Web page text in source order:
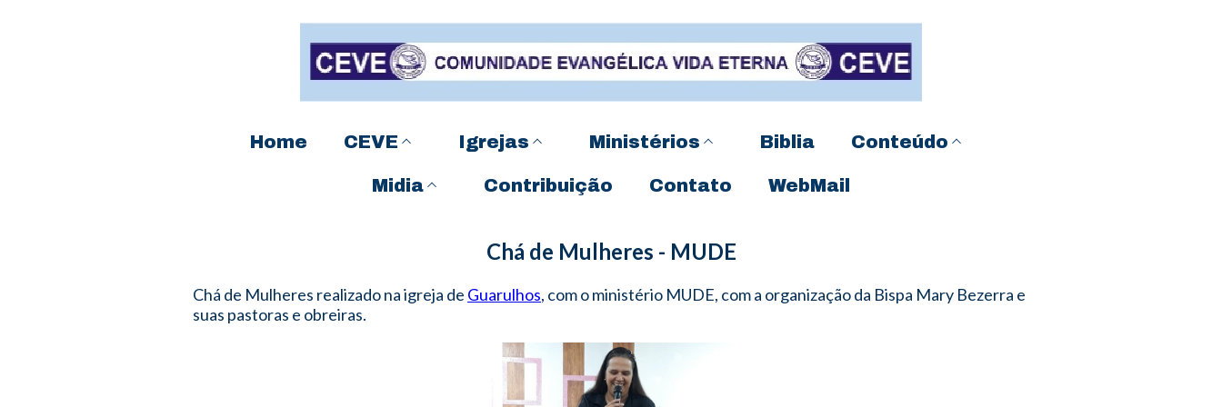
Home CEVE Igrejas Ministérios Biblia Conteúdo
Midia Contribuição Contato WebMail
Chá de Mulheres - MUDE
Chá de Mulheres realizado na igreja de Guarulhos, com o ministério MUDE, com a organização da Bispa Mary Bezerra e
suas pastoras e obreiras.